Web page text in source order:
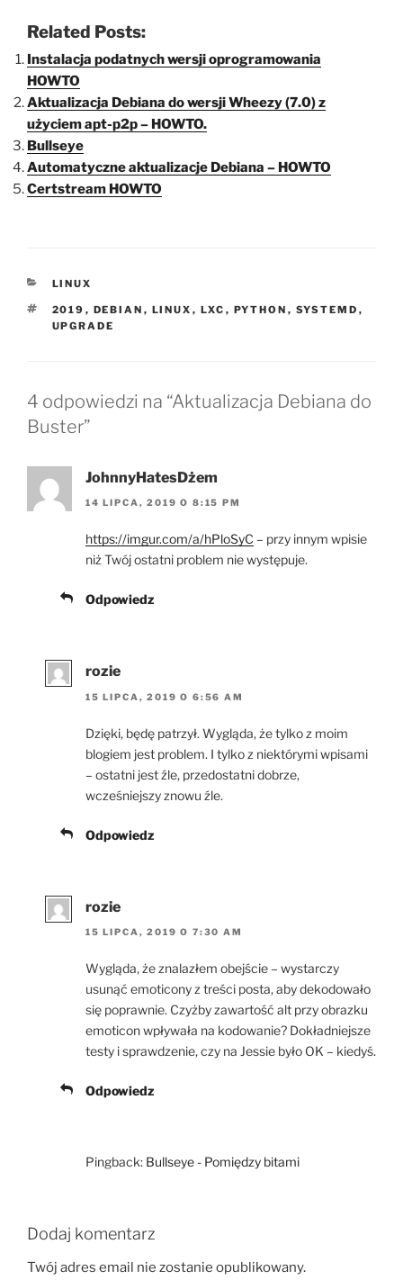
Related Posts:
Instalacja podatnych wersji oprogramowania
HOWTO
Aktualizacja Debiana do wersji Wheezy (7.0) z
użyciem apt-p2p – HOWTO.
Bullseye
Automatyczne aktualizacje Debiana – HOWTO
Certstream HOWTO
KATEGORIE
LINUX
TAGI
2019 , DEBIAN , LINUX , LXC , PYTHON , SYSTEMD ,
UPGRADE
4 odpowiedzi na “Aktualizacja Debiana do
Buster”
JohnnyHatesDżem
14 LIPCA, 2019 O 8:15 PM
https://imgur.com/a/hPloSyC – przy innym wpisie
niż Twój ostatni problem nie występuje.
Odpowiedz
rozie
15 LIPCA, 2019 O 6:56 AM
Dzięki, będę patrzył. Wygląda, że tylko z moim
blogiem jest problem. I tylko z niektórymi wpisami
– ostatni jest źle, przedostatni dobrze,
wcześniejszy znowu źle.
Odpowiedz
rozie
15 LIPCA, 2019 O 7:30 AM
Wygląda, że znalazłem obejście – wystarczy
usunąć emoticony z treści posta, aby dekodowało
się poprawnie. Czyżby zawartość alt przy obrazku
emoticon wpływała na kodowanie? Dokładniejsze
testy i sprawdzenie, czy na Jessie było OK – kiedyś.
Odpowiedz
Pingback: Bullseye - Pomiędzy bitami
Dodaj komentarz
Twój adres email nie zostanie opublikowany.